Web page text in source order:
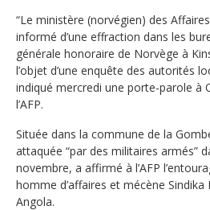
“Le ministère (norvégien) des
informé d’une effraction dans les
générale honoraire de Norvège à
l’objet d’une enquête des autorités
indiqué mercredi une porte-parole à
l’AFP.
Située dans la commune de la
attaquée “par des militaires armés”
novembre, a affirmé à l’AFP
homme d’affaires et mécène
Angola.